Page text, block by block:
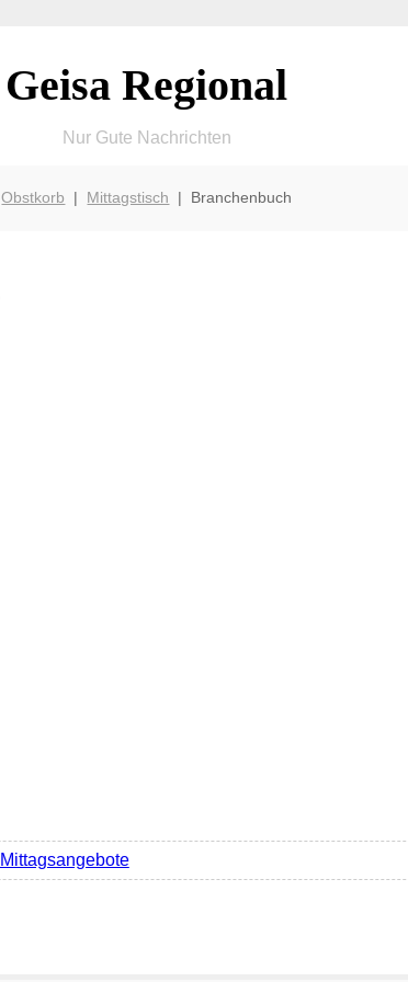
Geisa Regional
Nur Gute Nachrichten
Obstkorb | Mittagstisch | Branchenbuch
Mittagsangebote